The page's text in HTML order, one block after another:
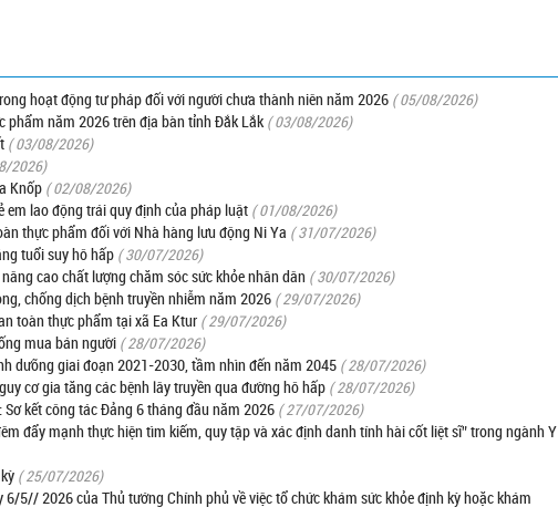
hoạt động tư pháp đối với người chưa thành niên năm 2026 ( 05/08/2026)
phẩm năm 2026 trên địa bàn tỉnh Đắk Lắk ( 03/08/2026)
( 03/08/2026)
2026)
Knốp ( 02/08/2026)
em lao động trái quy định của pháp luật ( 01/08/2026)
thực phẩm đối với Nhà hàng lưu động Ni Ya ( 31/07/2026)
tuổi suy hô hấp ( 30/07/2026)
cao chất lượng chăm sóc sức khỏe nhân dân ( 30/07/2026)
chống dịch bệnh truyền nhiễm năm 2026 ( 29/07/2026)
toàn thực phẩm tại xã Ea Ktur ( 29/07/2026)
mua bán người ( 28/07/2026)
dưỡng giai đoạn 2021-2030, tầm nhìn đến năm 2045 ( 28/07/2026)
cơ gia tăng các bệnh lây truyền qua đường hô hấp ( 28/07/2026)
kết công tác Đảng 6 tháng đầu năm 2026 ( 27/07/2026)
đẩy mạnh thực hiện tìm kiếm, quy tập và xác định danh tính hài cốt liệt sĩ” trong ngành Y
( 25/07/2026)
5// 2026 của Thủ tướng Chính phủ về việc tổ chức khám sức khỏe định kỳ hoặc khám